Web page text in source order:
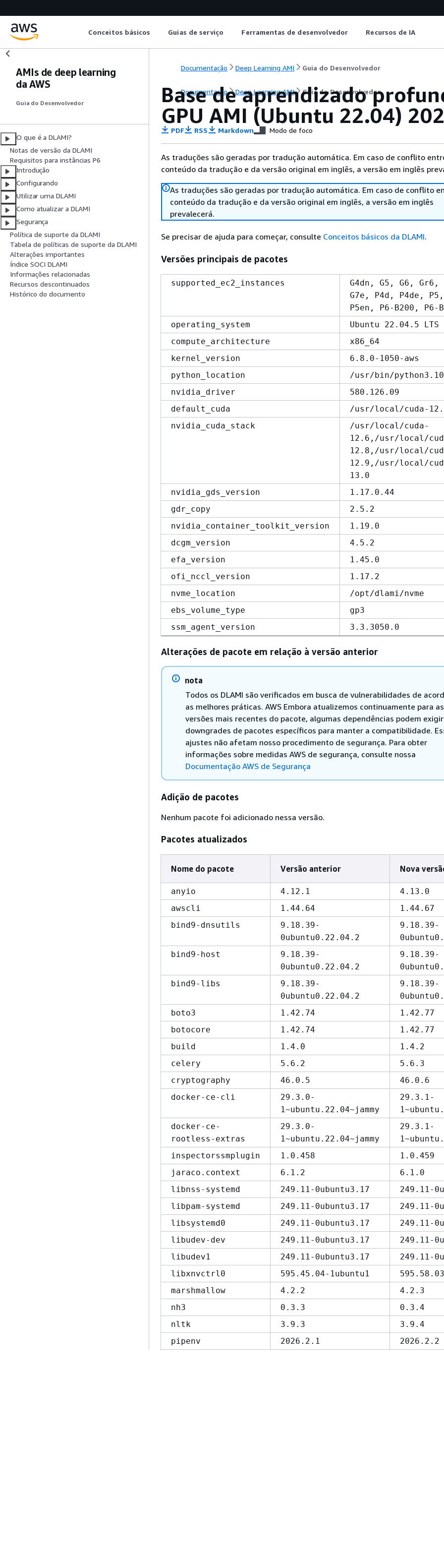
Conceitos básicos Guias de serviço Ferramentas de desenvolvedor Recursos de IA
AMIs de deep learning
da AWS
Guia do Desenvolvedor
O que é a DLAMI?
Notas de versão da DLAMI
Requisitos para instâncias P6
Introdução
Configurando
Utilizar uma DLAMI
Como atualizar a DLAMI
Segurança
Política de suporte da DLAMI
Tabela de políticas de suporte da DLAMI
Alterações importantes
Índice SOCI DLAMI
Informações relacionadas
Recursos descontinuados
Histórico do documento
Documentação Deep Learning AMI Guia do Desenvolvedor
Documentação Deep Learning AMI Guia do Desenvolvedor
Base de aprendizado
GPU AMI (Ubuntu 22.04)
PDF RSS Markdown Modo de foco
As traduções são geradas por tradução automática. Em caso de conflito
conteúdo da tradução e da versão original em inglês, a versão em inglês
As traduções são geradas por tradução automática. Em caso de conflito
conteúdo da tradução e da versão original em inglês, a versão em inglês
prevalecerá.
Se precisar de ajuda para começar, consulte Conceitos básicos da DLAMI.
Versões principais de pacotes
supported_ec2_instances
G4dn, G5, G6, Gr6,
G7e, P4d, P4de,
P5en, P6-B200, P6-
operating_system
Ubuntu 22.04.5 LTS
compute_architecture
x86_64
kernel_version
6.8.0-1050-aws
python_location
/usr/bin/python3.10
nvidia_driver
580.126.09
default_cuda
/usr/local/cuda-
nvidia_cuda_stack
/usr/local/cuda-
12.6,/usr/local/
12.8,/usr/local/
12.9,/usr/local/
13.0
nvidia_gds_version
1.17.0.44
gdr_copy
2.5.2
nvidia_container_toolkit_version
1.19.0
dcgm_version
4.5.2
efa_version
1.45.0
ofi_nccl_version
1.17.2
nvme_location
/opt/dlami/nvme
ebs_volume_type
gp3
ssm_agent_version
3.3.3050.0
Alterações de pacote em relação à versão anterior
nota
Todos os DLAMI são verificados em busca de vulnerabilidades de
as melhores práticas. AWS Embora atualizemos continuamente para as
versões mais recentes do pacote, algumas dependências podem exigir
downgrades de pacotes específicos para manter a compatibilidade.
ajustes não afetam nosso procedimento de segurança. Para obter
informações sobre medidas AWS de segurança, consulte nossa
Documentação AWS de Segurança
Adição de pacotes
Nenhum pacote foi adicionado nessa versão.
Pacotes atualizados
Nome do pacote Versão anterior Nova
anyio 4.12.1
4.13.0
awscli
1.44.64
1.44.67
bind9-dnsutils
9.18.39-
0ubuntu0.22.04.2
9.18.39-
bind9-host
9.18.39-
0ubuntu0.22.04.2
9.18.39-
bind9-libs
9.18.39-
0ubuntu0.22.04.2
9.18.39-
boto3
1.42.74
1.42.77
botocore
1.42.74
1.42.77
build
1.4.0
1.4.2
celery
5.6.2
5.6.3
cryptography
46.0.5
46.0.6
docker-ce-cli
29.3.0-
1~ubuntu.22.04~jammy
29.3.1-
docker-ce-
rootless-extras
29.3.0-
1~ubuntu.22.04~jammy
29.3.1-
inspectorssmplugin
1.0.458
1.0.459
jaraco.context
6.1.2
6.1.0
libnss-systemd
249.11-0ubuntu3.17
249.11-
libpam-systemd
249.11-0ubuntu3.17
249.11-
libsystemd0
249.11-0ubuntu3.17
249.11-
libudev-dev
249.11-0ubuntu3.17
249.11-
libudev1
249.11-0ubuntu3.17
249.11-
libxnvctrl0
595.45.04-1ubuntu1
marshmallow
4.2.2
4.2.3
nh3
0.3.3
0.3.4
nltk
3.9.3
3.9.4
pipenv
2026.2.1
2026.2.2